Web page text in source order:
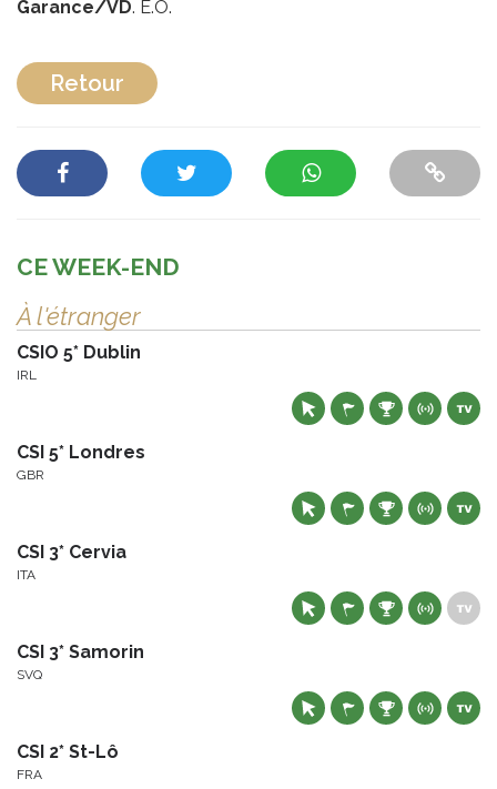
Garance/VD. E.O.
Retour
CE WEEK-END
À l'étranger
CSIO 5* Dublin
IRL
CSI 5* Londres
GBR
CSI 3* Cervia
ITA
CSI 3* Samorin
SVQ
CSI 2* St-Lô
FRA